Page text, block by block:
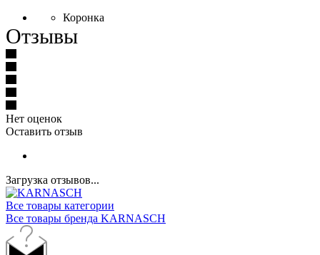
Коронка
Отзывы
Нет оценок
Оставить отзыв
Загрузка отзывов...
Все товары категории
Все товары бренда KARNASCH